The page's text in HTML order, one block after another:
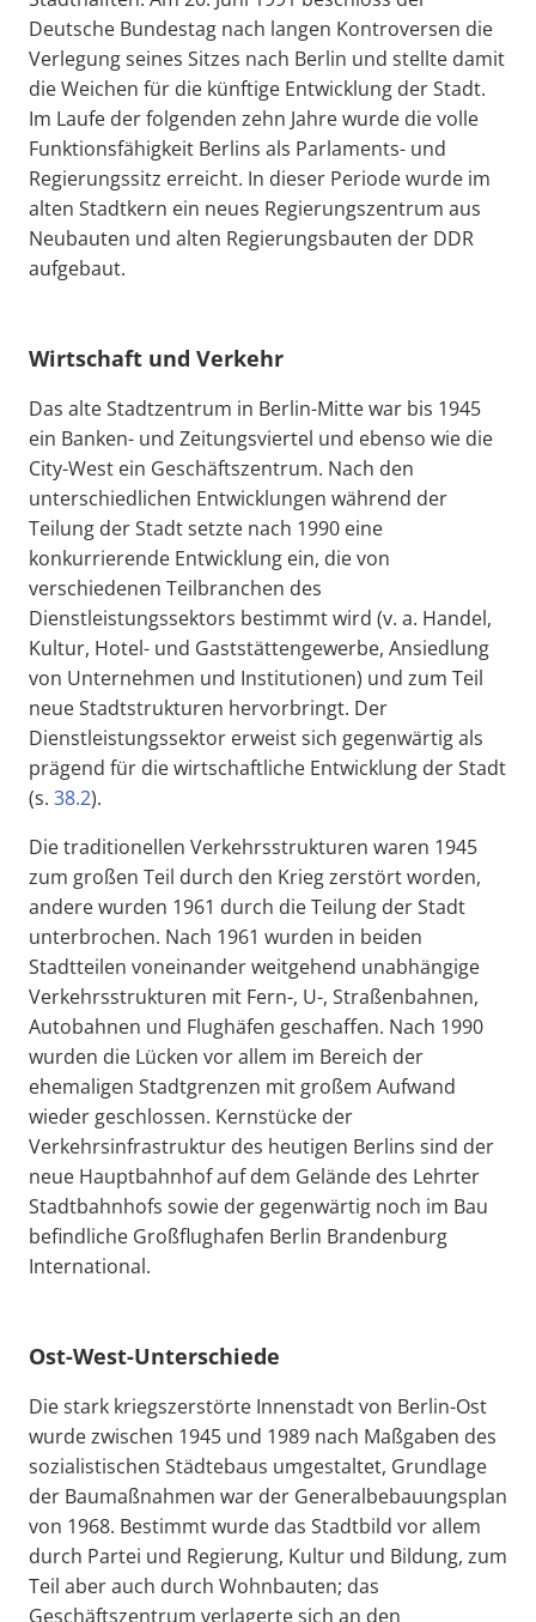
Deutsche Bundestag nach langen Kontroversen die
Verlegung seines Sitzes nach Berlin und stellte damit
die Weichen für die künftige Entwicklung der Stadt.
Im Laufe der folgenden zehn Jahre wurde die volle
Funktionsfähigkeit Berlins als Parlaments- und
Regierungssitz erreicht. In dieser Periode wurde im
alten Stadtkern ein neues Regierungszentrum aus
Neubauten und alten Regierungsbauten der DDR
aufgebaut.
Wirtschaft und Verkehr
Das alte Stadtzentrum in Berlin-Mitte war bis 1945
ein Banken- und Zeitungsviertel und ebenso wie die
City-West ein Geschäftszentrum. Nach den
unterschiedlichen Entwicklungen während der
Teilung der Stadt setzte nach 1990 eine
konkurrierende Entwicklung ein, die von
verschiedenen Teilbranchen des
Dienstleistungssektors bestimmt wird (v. a. Handel,
Kultur, Hotel- und Gaststättengewerbe, Ansiedlung
von Unternehmen und Institutionen) und zum Teil
neue Stadtstrukturen hervorbringt. Der
Dienstleistungssektor erweist sich gegenwärtig als
prägend für die wirtschaftliche Entwicklung der Stadt
(s. 38.2).
Die traditionellen Verkehrsstrukturen waren 1945
zum großen Teil durch den Krieg zerstört worden,
andere wurden 1961 durch die Teilung der Stadt
unterbrochen. Nach 1961 wurden in beiden
Stadtteilen voneinander weitgehend unabhängige
Verkehrsstrukturen mit Fern-, U-, Straßenbahnen,
Autobahnen und Flughäfen geschaffen. Nach 1990
wurden die Lücken vor allem im Bereich der
ehemaligen Stadtgrenzen mit großem Aufwand
wieder geschlossen. Kernstücke der
Verkehrsinfrastruktur des heutigen Berlins sind der
neue Hauptbahnhof auf dem Gelände des Lehrter
Stadtbahnhofs sowie der gegenwärtig noch im Bau
befindliche Großflughafen Berlin Brandenburg
International.
Ost-West-Unterschiede
Die stark kriegszerstörte Innenstadt von Berlin-Ost
wurde zwischen 1945 und 1989 nach Maßgaben des
sozialistischen Städtebaus umgestaltet, Grundlage
der Baumaßnahmen war der Generalbebauungsplan
von 1968. Bestimmt wurde das Stadtbild vor allem
durch Partei und Regierung, Kultur und Bildung, zum
Teil aber auch durch Wohnbauten; das
Geschäftszentrum verlagerte sich an den